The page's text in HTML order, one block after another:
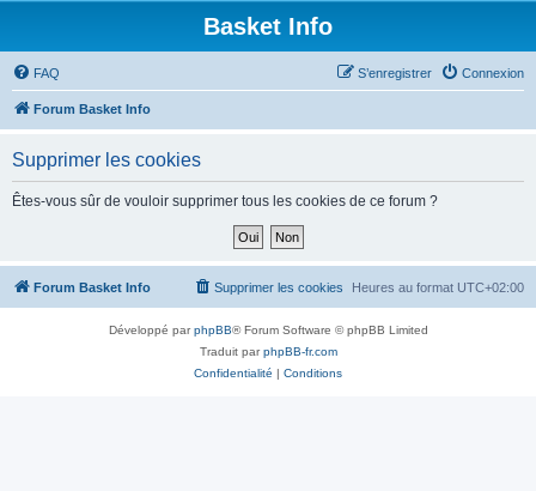
Basket Info
FAQ Connexion
S’enregistrer
Forum Basket Info
Supprimer les cookies
Êtes-vous sûr de vouloir supprimer tous les cookies de ce forum ?
Forum Basket Info Heures au format UTC+02:00
Supprimer les cookies
Développé parphpBB® Forum Software © phpBB Limited
Traduit parphpBB-fr.com
Confidentialité | Conditions